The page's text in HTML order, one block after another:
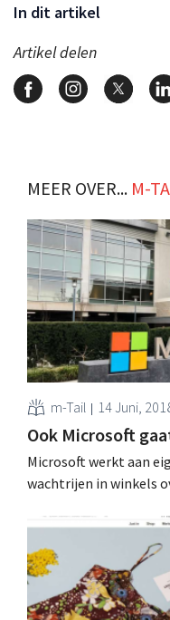
In dit artikel
Artikel delen
MEER OVER... M-
m-Tail 14 Juni,
Ook Microsoft
Microsoft werkt aan
wachtrijen in winkels
strijd tegen Amazon
scannen Kassaloze
retailland, zeker in
behalve de volledig